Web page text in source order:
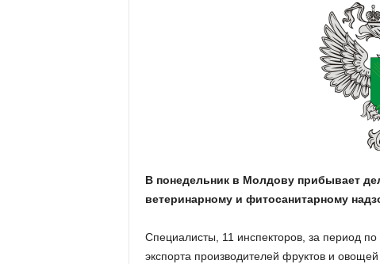
В понедельник в Молдову прибывает
ветеринарному и фитосанитарному
Специалисты, 11 инспекторов, за период по
экспорта производителей фруктов и